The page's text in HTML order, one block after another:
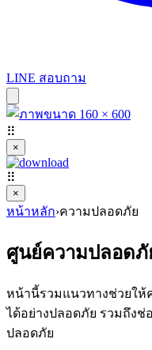
LINE สอบถาม
⠿
×
⠿
×
หน้าหลัก›ความปลอดภัย
ศูนย์ความปลอดภั
หน้านี้รวมแนวทางช่วยใ
ได้อย่างปลอดภัย รวมถึง
ปลอดภัย